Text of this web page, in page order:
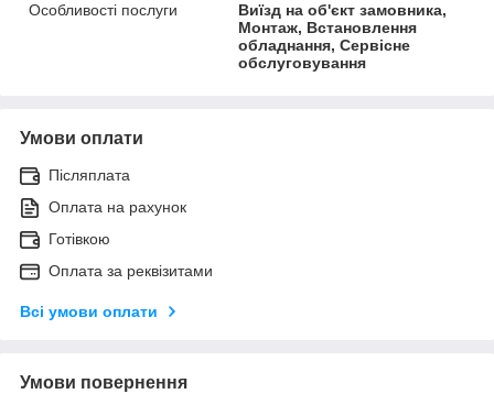
Особливості послуги
Виїзд на об'єкт замовника,
Монтаж, Встановлення
обладнання, Сервісне
обслуговування
Умови оплати
Післяплата
Оплата на рахунок
Готівкою
Оплата за реквізитами
Всі умови оплати
Умови повернення